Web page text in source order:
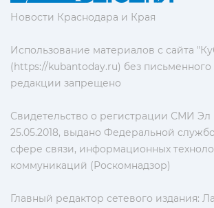
Новости Краснодара и Края
Использование материалов с сайта
(https://kubantoday.ru) без письменного
редакции запрещено
Свидетельство о регистрации СМИ
25.05.2018, выдано Федеральной
сфере связи, информационных
коммуникаций (Роскомнадзор)
Главный редактор сетевого издания: